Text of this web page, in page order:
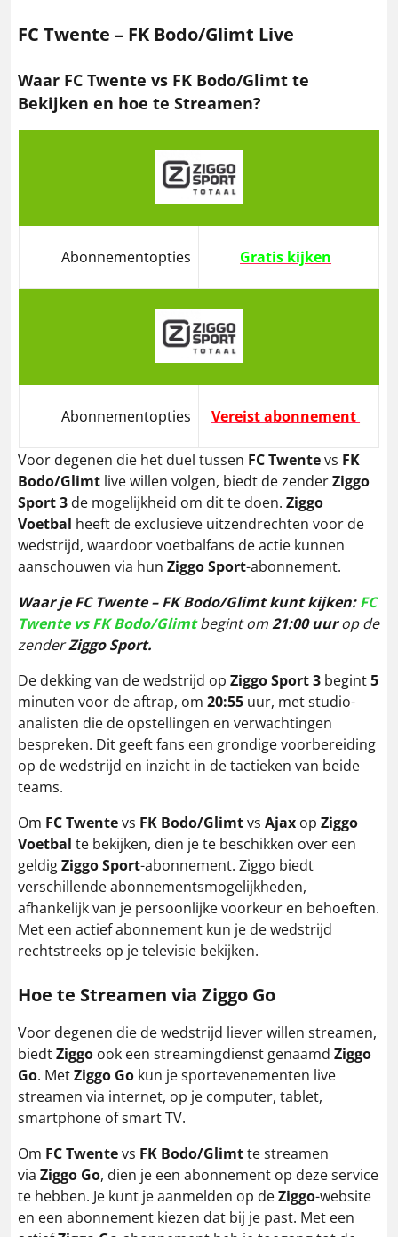
FC Twente – FK Bodo/Glimt Live
Waar FC Twente vs FK Bodo/Glimt te
Bekijken en hoe te Streamen?
Abonnementopties Gratis kijken
Abonnementopties Vereist abonnement
Voor degenen die het duel tussen FC Twentevs FK
Bodo/Glimt live willen volgen, biedt de zenderZiggo
Sport 3 de mogelijkheid om dit te doen. Ziggo
Voetbal heeft de exclusieve uitzendrechten voor de
wedstrijd, waardoor voetbalfans de actie kunnen
aanschouwen via hun Ziggo Sport-abonnement.
Waar jeFC Twente – FK Bodo/Glimtkunt kijken: FC
Twente vs FK Bodo/Glimt begint om21:00 uurop de
zenderZiggo Sport.
De dekking van de wedstrijd op Ziggo Sport 3 begint5
minuten voor de aftrap, om 20:55 uur, met studio-
analisten die de opstellingen en verwachtingen
bespreken. Dit geeft fans een grondige voorbereiding
op de wedstrijd en inzicht in de tactieken van beide
teams.
Om FC Twentevs FK Bodo/Glimtvs Ajax op Ziggo
Voetbal te bekijken, dien je te beschikken over een
geldigZiggo Sport-abonnement. Ziggo biedt
verschillende abonnementsmogelijkheden,
afhankelijk van je persoonlijke voorkeur en behoeften.
Met een actief abonnement kun je de wedstrijd
rechtstreeks op je televisie bekijken.
Hoe te Streamen via Ziggo Go
Voor degenen die de wedstrijd liever willen streamen,
biedtZiggo ook een streamingdienst genaamd Ziggo
Go. MetZiggo Go kun je sportevenementen live
streamen via internet, op je computer, tablet,
smartphone of smart TV.
Om FC Twentevs FK Bodo/Glimtte streamen
via Ziggo Go, dien je een abonnement op deze service
te hebben. Je kunt je aanmelden op deZiggo-website
en een abonnement kiezen dat bij je past. Met een